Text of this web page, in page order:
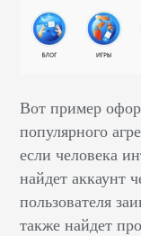
Вот пример
популярного
если человека
найдет аккаунт
пользователя
также найдет